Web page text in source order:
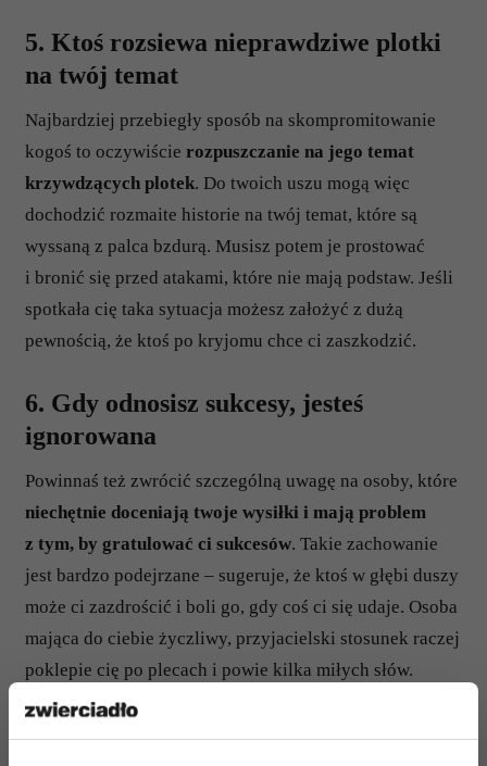
5. Ktoś rozsiewa nieprawdziwe plotki
na twój temat
Najbardziej przebiegły sposób na skompromitowanie
kogoś to oczywiście rozpuszczanie na jego temat
krzywdzących plotek. Do twoich uszu mogą więc
dochodzić rozmaite historie na twój temat, które są
wyssaną z palca bzdurą. Musisz potem je prostować
i bronić się przed atakami, które nie mają podstaw. Jeśli
spotkała cię taka sytuacja możesz założyć z dużą
pewnością, że ktoś po kryjomu chce ci zaszkodzić.
6. Gdy odnosisz sukcesy, jesteś
ignorowana
Powinnaś też zwrócić szczególną uwagę na osoby, które
niechętnie doceniają twoje wysiłki i mają problem
z tym, by gratulować ci sukcesów. Takie zachowanie
jest bardzo podejrzane – sugeruje, że ktoś w głębi duszy
może ci zazdrościć i boli go, gdy coś ci się udaje. Osoba
mająca do ciebie życzliwy, przyjacielski stosunek raczej
poklepie cię po plecach i powie kilka miłych słów.
Toksyk może jednak umyślnie milczeć i wykazywać